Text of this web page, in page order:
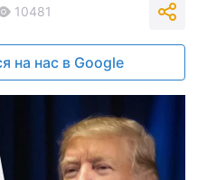
10481
на нас в Google